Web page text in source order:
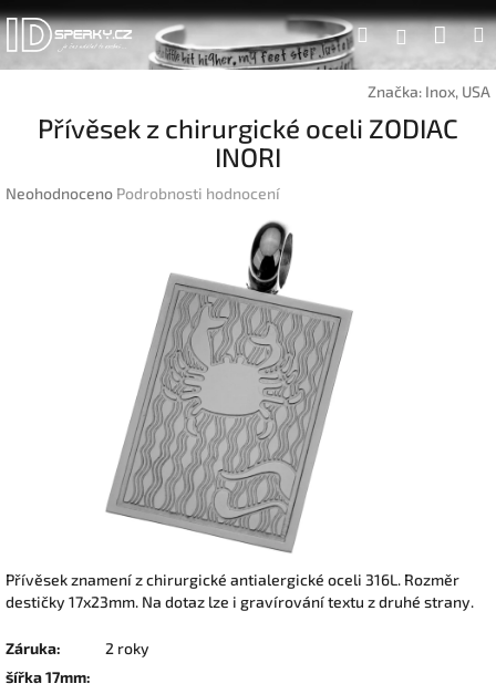
Přejít
na
obsah
Hledat
Značka: Inox, USA
Přívěsek z chirurgické oceli ZODIAC
INORI
Průměrné
Neohodnoceno Podrobnosti hodnocení
Přívěsek znamení z chirurgické antialergické oceli 316L. Rozměr
destičky 17x23mm. Na dotaz lze i gravírování textu z druhé strany.
Záruka:
2 roky
šířka 17mm: